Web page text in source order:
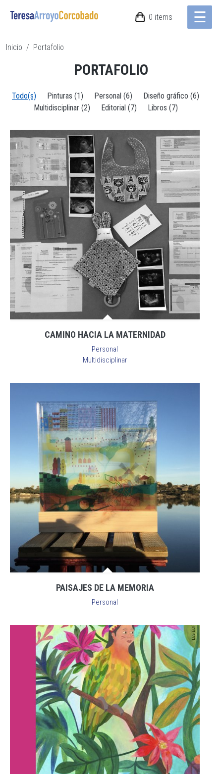
Pasar al contenido principal ☰
0 items
Ruta de navegación
Inicio Portafolio
PORTAFOLIO
Todo(s) Pinturas (1) Personal (6)
Diseño gráfico (6)
Multidisciplinar (2)
Editorial (7) Libros (7)
CAMINO HACIA LA MATERNIDAD
Personal
Multidisciplinar
PAISAJES DE LA MEMORIA
Personal